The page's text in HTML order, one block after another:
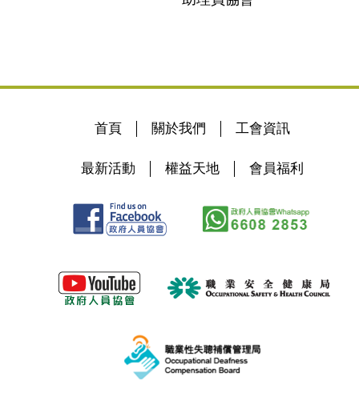
首頁 關於我們 工會資訊
最新活動 權益天地 會員福利